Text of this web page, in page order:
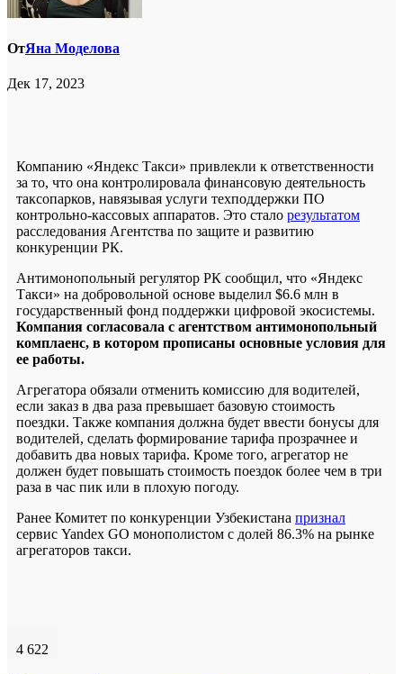
ОтЯна Моделова
Дек 17, 2023
Компанию «Яндекс Такси» привлекли к ответственности
за то, что она контролировала финансовую деятельность
таксопарков, навязывая услуги техподдержки ПО
контрольно-кассовых аппаратов. Это стало результатом
расследования Агентства по защите и развитию
конкуренции РК.
Антимонопольный регулятор РК сообщил, что «Яндекс
Такси» на добровольной основе выделил $6.6 млн в
государственный фонд поддержки цифровой экосистемы.
Компания согласовала с агентством антимонопольный
комплаенс, в котором прописаны основные условия для
ее работы.
Агрегатора обязали отменить комиссию для водителей,
если заказ в два раза превышает базовую стоимость
поездки. Также компания должна будет ввести бонусы для
водителей, сделать формирование тарифа прозрачнее и
добавить два новых тарифа. Кроме того, агрегатор не
должен будет повышать стоимость поездок более чем в три
раза в час пик или в плохую погоду.
Ранее Комитет по конкуренции Узбекистана признал
сервис Yandex GO монополистом с долей 86.3% на рынке
агрегаторов такси.
4 622